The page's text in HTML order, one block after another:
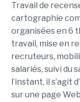
Travail de
cartographie
organisées en 6
travail, mise en
recruteurs,
salariés, suivi du
l’instant, il s’agit
sur une page